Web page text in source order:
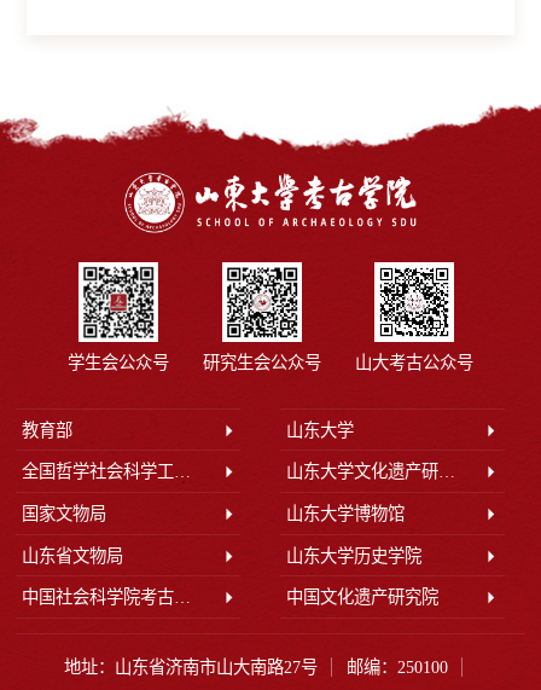
学生会公众号 研究生会公众号 山大考古公众号
教育部 山东大学
山东大学文化遗产研究院
国家文物局 山东大学博物馆
山东省文物局 山东大学历史学院
中国社会科学院考古研究所 中国文化遗产研究院
地址：山东省济南市山大南路27号 邮编：250100